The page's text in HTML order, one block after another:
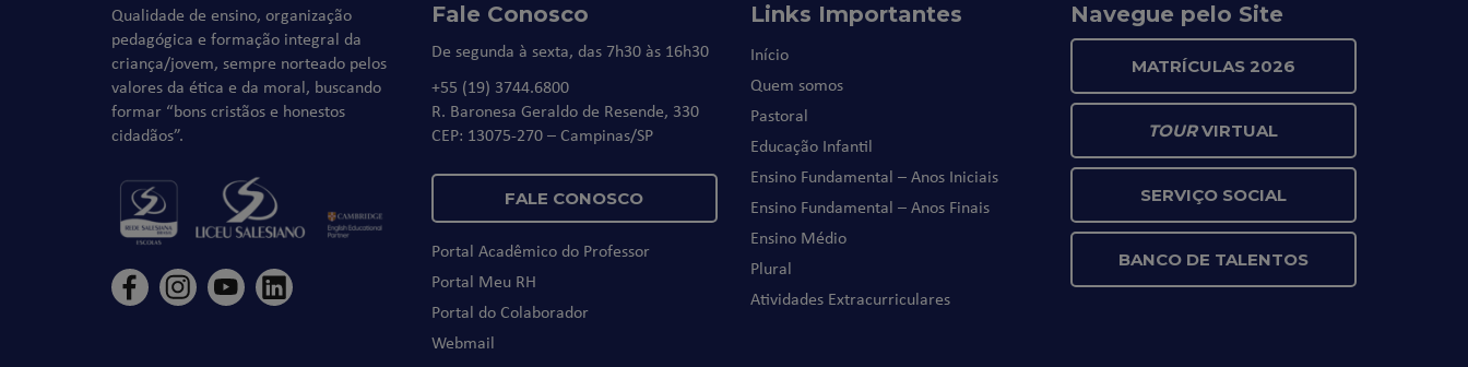
Qualidade de ensino, organização
pedagógica e formação integral da
criança/jovem, sempre norteado pelos
valores da ética e da moral, buscando
formar “bons cristãos e honestos
cidadãos”.
Fale Conosco
De segunda à sexta, das 7h30 às 16h30
+55 (19) 3744.6800
R. Baronesa Geraldo de Resende, 330
CEP: 13075-270 – Campinas/SP
FALE CONOSCO
Portal Acadêmico do Professor
Portal Meu RH
Portal do Colaborador
Webmail
Links Importantes
Início
Quem somos
Pastoral
Educação Infantil
Ensino Fundamental – Anos Iniciais
Ensino Fundamental – Anos Finais
Ensino Médio
Plural
Atividades Extracurriculares
Navegue pelo Site
MATRÍCULAS 2026
TOURVIRTUAL
SERVIÇO SOCIAL
BANCO DE TALENTOS